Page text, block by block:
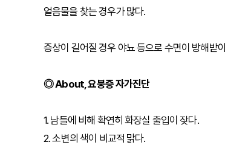
얼음물을 찾는 경우가 많다.
증상이 길어질 경우 야뇨 등으로 수면이 방해받
◎ About, 요붕증 자가진단
1. 남들에 비해 확연히 화장실 출입이 잦다.
2. 소변의 색이 비교적 맑다.